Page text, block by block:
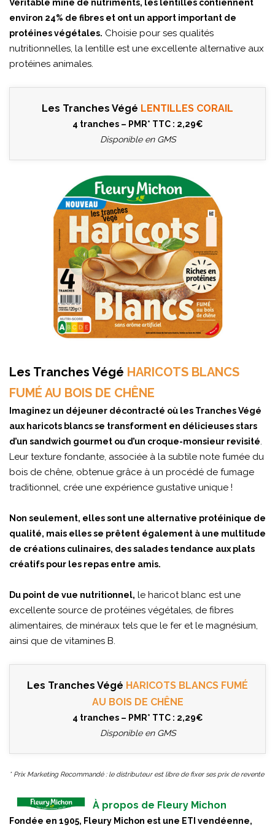
Véritable mine de nutriments, les lentilles contiennent
environ 24% de fibres et ont un apport important de
protéines végétales. Choisie pour ses qualités
nutritionnelles, la lentille est une excellente alternative aux
protéines animales.
Les Tranches Végé LENTILLES CORAIL
4 tranches – PMR* TTC : 2,29€
Disponible en GMS
Les Tranches Végé HARICOTS BLANCS
FUMÉ AU BOIS DE CHÊNE
Imaginez un déjeuner décontracté où les Tranches Végé
aux haricots blancs se transforment en délicieuses stars
d’un sandwich gourmet ou d’un croque-monsieur revisité.
Leur texture fondante, associée à la subtile note fumée du
bois de chêne, obtenue grâce à un procédé de fumage
traditionnel, crée une expérience gustative unique !
Non seulement, elles sont une alternative protéinique de
qualité, mais elles se prêtent également à une multitude
de créations culinaires, des salades tendance aux plats
créatifs pour les repas entre amis.
Du point de vue nutritionnel, le haricot blanc est une
excellente source de protéines végétales, de fibres
alimentaires, de minéraux tels que le fer et le magnésium,
ainsi que de vitamines B.
Les Tranches Végé HARICOTS BLANCS FUMÉ
AU BOIS DE CHÊNE
4 tranches – PMR* TTC : 2,29€
Disponible en GMS
* Prix Marketing Recommandé : le distributeur est libre de fixer ses prix de revente
À propos de Fleury Michon
Fondée en 1905, Fleury Michon est une ETI vendéenne,